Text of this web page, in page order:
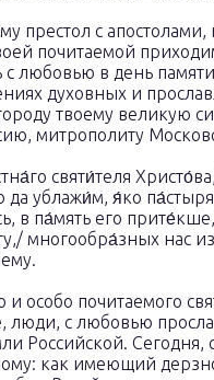
престол с
почитаемой
любовью в день
духовных и
твоему великую
митрополиту
святи́теля
ублажи́м, я́ко па́стыря
в па́мять его
многообра́зных нас
особо почитаемого
люди, с любовью
Российской. Сегодня,
как имеющий